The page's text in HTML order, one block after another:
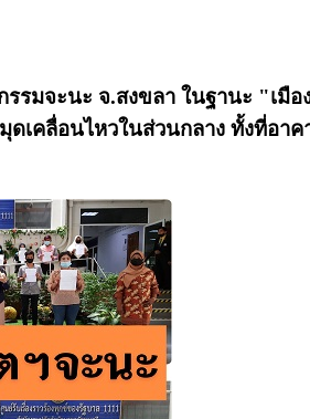
รมจะนะ จ.สงขลา ในฐานะ "เมื
คลื่อนไหวในส่วนกลาง ทั้งที่อาค